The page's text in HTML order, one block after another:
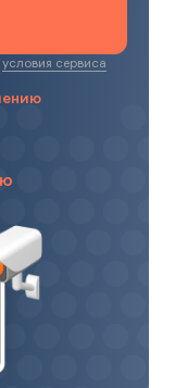
условия сервиса